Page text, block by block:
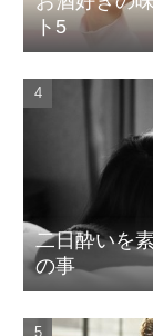
ト5
二日酔いを
の事